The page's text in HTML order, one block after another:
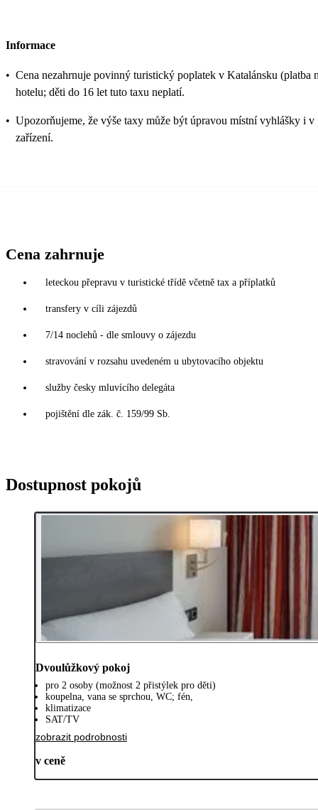
Informace
• Cena nezahrnuje povinný turistický poplatek v Katalánsku
hotelu; děti do 16 let tuto taxu neplatí.
• Upozorňujeme, že výše taxy může být úpravou místní vyhlášky i
zařízení.
Cena zahrnuje
leteckou přepravu v turistické třídě včetně tax a příplatků
transfery v cíli zájezdů
7/14 noclehů - dle smlouvy o zájezdu
stravování v rozsahu uvedeném u ubytovacího objektu
služby česky mluvícího delegáta
pojištění dle zák. č. 159/99 Sb.
Dostupnost pokojů
Dvoulůžkový pokoj
pro 2 osoby (možnost 2 přistýlek pro děti)
koupelna, vana se sprchou, WC; fén,
klimatizace
SAT/TV
zobrazit podrobnosti
v ceně